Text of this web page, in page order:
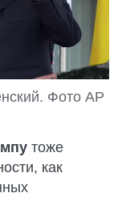
Фото АР
тоже
как